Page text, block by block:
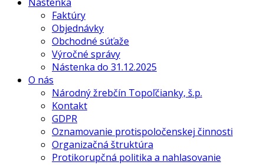
Faktúry
Objednávky
Obchodné súťaže
Výročné správy
Nástenka do 31.12.2025
O nás
Národný žrebčín Topoľčianky, š.p.
Kontakt
GDPR
Oznamovanie protispoločenskej činnosti
Organizačná štruktúra
Protikorupčná politika a nahlasovanie